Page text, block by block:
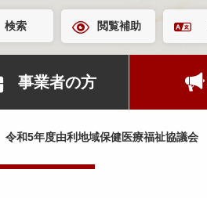
検索 閲覧補助
事業者の方
令和5年度由利地域保健医療福祉協議会